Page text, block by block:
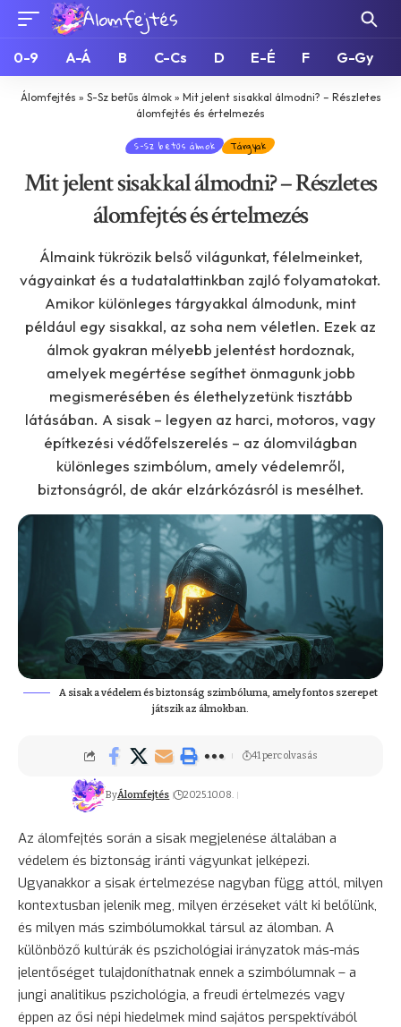
0-9 A-Á B C-Cs D E-É F G-Gy
Álomfejtés » S-Sz betűs álmok» Mit jelent sisakkal álmodni? – Részletes
álomfejtés és értelmezés
S-Sz betűs álmok Tárgyak
Mit jelent sisakkal álmodni? – Részletes
álomfejtés és értelmezés
Álmaink tükrözik belső világunkat, félelmeinket,
vágyainkat és a tudatalattinkban zajló folyamatokat.
Amikor különleges tárgyakkal álmodunk, mint
például egy sisakkal, az soha nem véletlen. Ezek az
álmok gyakran mélyebb jelentést hordoznak,
amelyek megértése segíthet önmagunk jobb
megismerésében és élethelyzetünk tisztább
látásában. A sisak – legyen az harci, motoros, vagy
építkezési védőfelszerelés – az álomvilágban
különleges szimbólum, amely védelemről,
biztonságról, de akár elzárkózásról is mesélhet.
A sisak a védelem és biztonság szimbóluma, amely fontos szerepet
játszik az álmokban.
ByÁlomfejtés 2025.10.08.
41 perc olvasás
Az álomfejtés során a sisak megjelenése általában a
védelem és biztonság iránti vágyunkat jelképezi.
Ugyanakkor a sisak értelmezése nagyban függ attól, milyen
kontextusban jelenik meg, milyen érzéseket vált ki belőlünk,
és milyen más szimbólumokkal társul az álomban. A
különböző kultúrák és pszichológiai irányzatok más-más
jelentőséget tulajdoníthatnak ennek a szimbólumnak – a
jungi analitikus pszichológia, a freudi értelmezés vagy
éppen az ősi népi hiedelmek mind sajátos perspektívából